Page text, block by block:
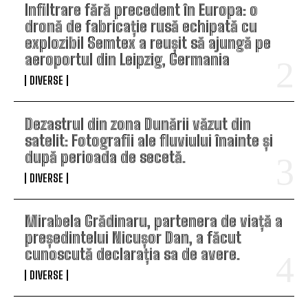
Infiltrare fără precedent în Europa: o
dronă de fabricație rusă echipată cu
explozibil Semtex a reușit să ajungă pe
aeroportul din Leipzig, Germania
DIVERSE
Dezastrul din zona Dunării văzut din
satelit: Fotografii ale fluviului înainte și
după perioada de secetă.
DIVERSE
Mirabela Grădinaru, partenera de viață a
președintelui Nicușor Dan, a făcut
cunoscută declarația sa de avere.
DIVERSE